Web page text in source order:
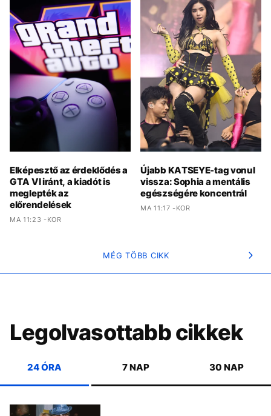
Elképesztő az érdeklődés a
GTA VI iránt, a kiadót is
meglepték az
előrendelések
MA 11:23 -KOR
Újabb KATSEYE-tag vonul
vissza: Sophia a mentális
egészségére koncentrál
MA 11:17 -KOR
MÉG TÖBB CIKK
Legolvasottabb cikkek
24 ÓRA 7 NAP 30 NAP